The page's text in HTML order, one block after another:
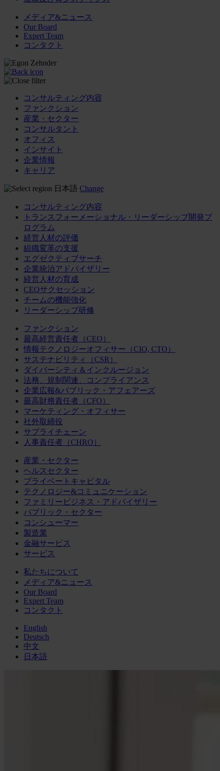
メディア&ニュース
Our Board
Expert Team
コンタクト
コンサルティング内容
ファンクション
産業・セクター
コンサルタント
オフィス
インサイト
企業情報
キャリア
日本語 Change
コンサルティング内容
トランスフォーメーショナル・リーダーシップ開発プ
ログラム
経営人材の評価
組織変革の支援
エグゼクティブサーチ
企業統治アドバイザリー
経営人材の育成
CEOサクセッション
チームの機能強化
リーダーシップ研修
ファンクション
最高経営責任者（CEO）
情報テクノロジーオフィサー（CIO, CTO）
サステナビリティ（CSR）
ダイバーシティ＆インクルージョン
法務、規制関連、コンプライアンス
企業広報&パブリック・アフェアーズ
最高財務責任者（CFO）
マーケティング・オフィサー
社外取締役
サプライチェーン
人事責任者（CHRO）
産業・セクター
ヘルスセクター
プライベートキャピタル
テクノロジー&コミュニケーション
ファミリービジネス・アドバイザリー
パブリック・セクター
コンシューマー
製造業
金融サービス
サービス
私たちについて
メディア&ニュース
Our Board
Expert Team
コンタクト
English
Deutsch
中文
日本語